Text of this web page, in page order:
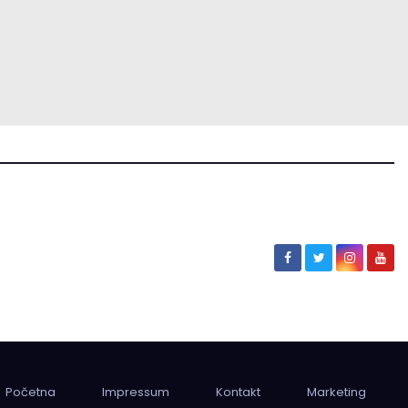
Početna Impressum Kontakt Marketing